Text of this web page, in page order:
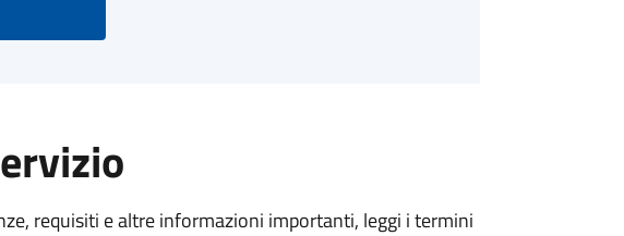
requisiti e altre informazioni importanti, leggi i termini